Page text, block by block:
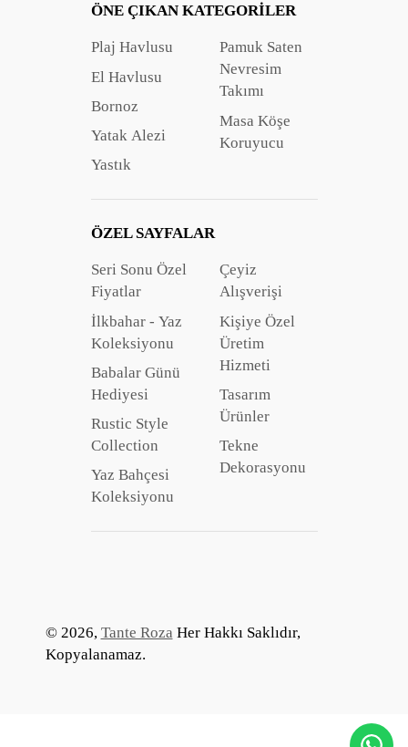
ÖNE ÇIKAN KATEGORILER
Plaj Havlusu
El Havlusu
Bornoz
Yatak Alezi
Yastık
Pamuk Saten
Nevresim
Takımı
Masa Köşe
Koruyucu
ÖZEL SAYFALAR
Seri Sonu Özel
Fiyatlar
İlkbahar - Yaz
Koleksiyonu
Babalar Günü
Hediyesi
Rustic Style
Collection
Yaz Bahçesi
Koleksiyonu
Çeyiz
Alışverişi
Kişiye Özel
Üretim
Hizmeti
Tasarım
Ürünler
Tekne
Dekorasyonu
© 2026, Tante Roza Her Hakkı Saklıdır,
Kopyalanamaz.